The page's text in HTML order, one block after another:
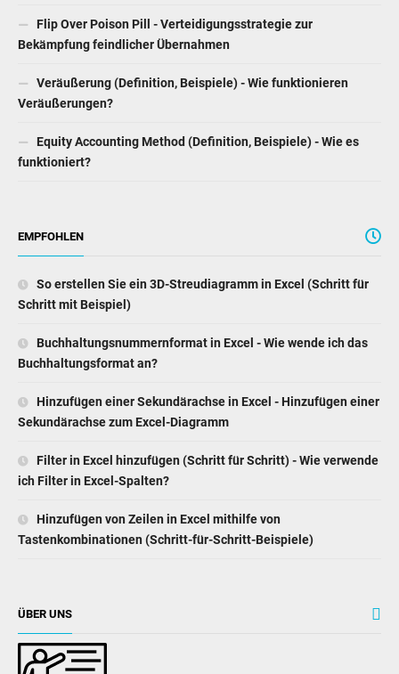
Flip Over Poison Pill - Verteidigungsstrategie zur
Bekämpfung feindlicher Übernahmen
Veräußerung (Definition, Beispiele) - Wie funktionieren
Veräußerungen?
Equity Accounting Method (Definition, Beispiele) - Wie es
funktioniert?
EMPFOHLEN
So erstellen Sie ein 3D-Streudiagramm in Excel (Schritt für
Schritt mit Beispiel)
Buchhaltungsnummernformat in Excel - Wie wende ich das
Buchhaltungsformat an?
Hinzufügen einer Sekundärachse in Excel - Hinzufügen einer
Sekundärachse zum Excel-Diagramm
Filter in Excel hinzufügen (Schritt für Schritt) - Wie verwende
ich Filter in Excel-Spalten?
Hinzufügen von Zeilen in Excel mithilfe von
Tastenkombinationen (Schritt-für-Schritt-Beispiele)
ÜBER UNS